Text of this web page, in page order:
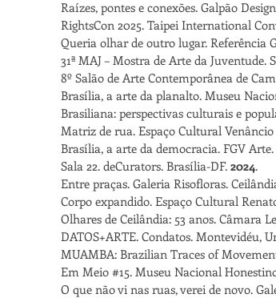
Raízes, pontes e conexões. Galpão
RightsCon 2025. Taipei International
Queria olhar de outro lugar. Referência
31ª MAJ – Mostra de Arte da Juventude.
8º Salão de Arte Contemporânea de
Brasília, a arte da planalto. Museu
Brasiliana: perspectivas culturais e
Matriz de rua. Espaço Cultural
Brasília, a arte da democracia. FGV Arte.
Sala 22. deCurators. Brasília-DF. 2024.
Entre praças. Galeria Risofloras.
Corpo expandido. Espaço Cultural
Olhares de Ceilândia: 53 anos. Câmara
DATOS+ARTE. Condatos. Montevidéu,
MUAMBA: Brazilian Traces of
Em Meio #15. Museu Nacional
O que não vi nas ruas, verei de novo.